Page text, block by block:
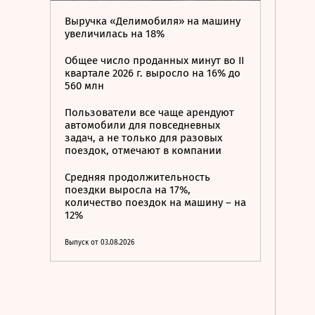
Выручка «Делимобиля» на машину
увеличилась на 18%
Общее число проданных минут во II
квартале 2026 г. выросло на 16% до
560 млн
Пользователи все чаще арендуют
автомобили для повседневных
задач, а не только для разовых
поездок, отмечают в компании
Средняя продолжительность
поездки выросла на 17%,
количество поездок на машину – на
12%
Выпуск от 03.08.2026